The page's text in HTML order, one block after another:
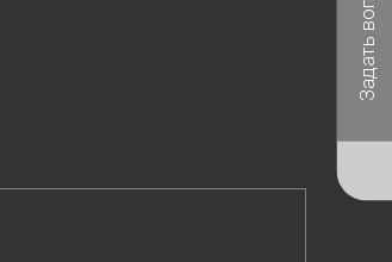
Задать вопрос